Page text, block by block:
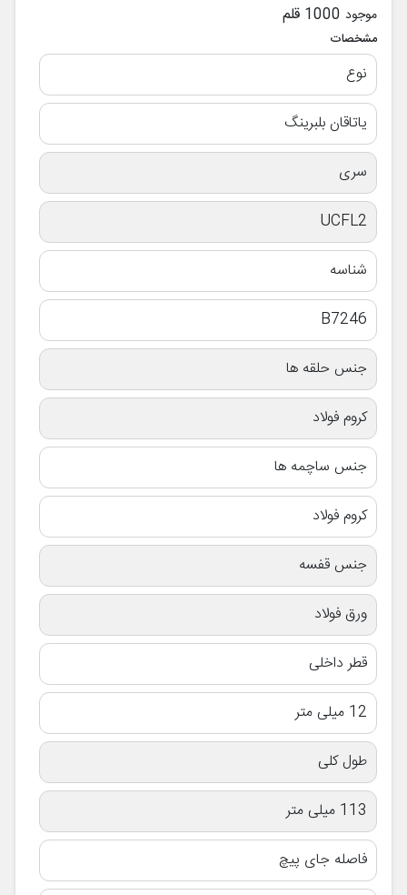
موجود 1000 قلم
مشخصات
نوع
یاتاقان بلبرینگ
سری
UCFL2
شناسه
B7246
جنس حلقه ها
کروم فولاد
جنس ساچمه ها
کروم فولاد
جنس قفسه
ورق فولاد
قطر داخلی
12 میلی متر
طول کلی
113 میلی متر
فاصله جای پیچ